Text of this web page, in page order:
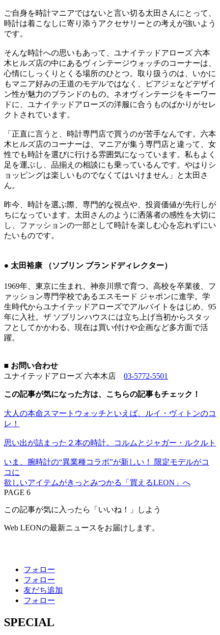
ご自身を時計マニアではないと言い切る太田さんにとって、
時計は着こなしに寄り添うアクセサリーとの考えが強いよう
です。
そんな時計への思いもあって、ユナイテッドアローズ 六本
木ヒルズ店の中にあるヴィンテージウォッチのコーナーは、
心情にしっくりとくる場所のひとつ。取り扱うのは、いかに
もマニア好みの王道のモデルではなく、ピアジェなどデザイ
ン性が魅力のブランドのもの。ネオヴィンテージをキーワー
ドに、ユナイテッドアローズの洋服に合うものばかりがセレ
クトされています。
「正直に言うと、時計専門店で買うのが苦手なんです。六本
木ヒルズ店のコーナーは、マニアが集う専門店と違って、女
性でも時計を選びに行ける雰囲気になっています。私もよく
足を運ぶし、品揃えの相談にも乗っているんです。やはりシ
ョッピングは楽しいものでなくてはいけません」と太田さ
ん。
昨今、時計を選ぶ際、専門的な視点や、投資価値が先行しが
ちになっています。太田さんのように洒落者の感性を大切に
し、ファッションの一部として時計を楽しむ心を忘れずにい
たいものです。
● 太田裕康 （ソブリン ブランドディレクター）
1969年、東京に生まれ、神奈川県で育つ。高校を卒業後、フ
ァッション専門学校であるエスモード ジャポンに進学。学
生時代からユナイテッドアローズでアルバイトをはじめ、95
年に入社。ザ ソブリンハウスには立ち上げ当初からスタッ
フとしてかかわる。現在は買い付けや企画など多方面で活
躍。
■ お問い合わせ
ユナイテッドアローズ 六本木店 03-5772-5501
この記事が気になった方は、こちらの記事もチェック！
大人の本命スマートウォッチといえば、ルイ・ヴィトンのコ
レ！
思い出が詰まった２本の時計。コルムとジャガー・ルクルト
いま、腕時計の“異業種コラボ”が新しい！ 限定モデルがコ
コに
欲しいアイテムがきっとみつかる「買えるLEON」へ
PAGE 6
この記事が気に入ったら「いいね！」しよう
Web LEONの最新ニュースをお届けします。
フォロー
フォロー
友だち追加
フォロー
SPECIAL